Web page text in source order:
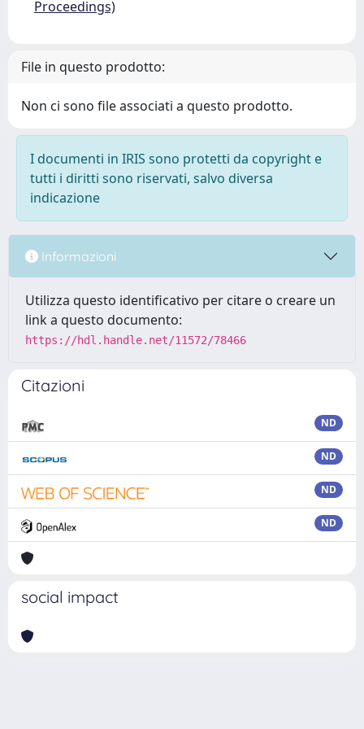
Proceedings)
File in questo prodotto:
Non ci sono file associati a questo prodotto.
I documenti in IRIS sono protetti da copyright e
tutti i diritti sono riservati, salvo diversa
indicazione
Informazioni
Utilizza questo identificativo per citare o creare un
link a questo documento:
https://hdl.handle.net/11572/78466
Citazioni
ND
ND
ND
ND
social impact